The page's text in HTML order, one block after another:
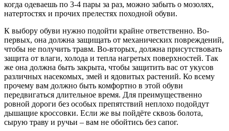
когда одеваешь по 3-4 пары за раз, можно забыть о мозолях,
натертостях и прочих прелестях походной обуви.
К выбору обуви нужно подойти крайне ответственно. Во-
первых, она должна защищать от механических повреждений,
чтобы не получить травм. Во-вторых, должна присутствовать
защита от влаги, холода и тепла нагретых поверхностей. Так
же она должна быть закрыта, чтобы защитить вас от укусов
различных насекомых, змей и ядовитых растений. Ко всему
прочему вам должно быть комфортно в этой обуви
передвигаться длительное время. Для преимущественно
ровной дороги без особых препятствий неплохо подойдут
дышащие кроссовки. Если же вы пойдёте сквозь болота,
сырую траву и ручьи – вам не обойтись без сапог.